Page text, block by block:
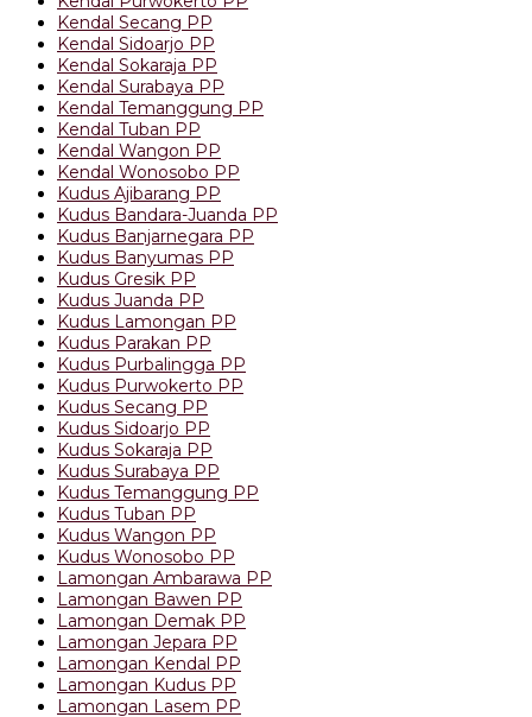
Kendal Secang PP
Kendal Sidoarjo PP
Kendal Sokaraja PP
Kendal Surabaya PP
Kendal Temanggung PP
Kendal Tuban PP
Kendal Wangon PP
Kendal Wonosobo PP
Kudus Ajibarang PP
Kudus Bandara-Juanda PP
Kudus Banjarnegara PP
Kudus Banyumas PP
Kudus Gresik PP
Kudus Juanda PP
Kudus Lamongan PP
Kudus Parakan PP
Kudus Purbalingga PP
Kudus Purwokerto PP
Kudus Secang PP
Kudus Sidoarjo PP
Kudus Sokaraja PP
Kudus Surabaya PP
Kudus Temanggung PP
Kudus Tuban PP
Kudus Wangon PP
Kudus Wonosobo PP
Lamongan Ambarawa PP
Lamongan Bawen PP
Lamongan Demak PP
Lamongan Jepara PP
Lamongan Kendal PP
Lamongan Kudus PP
Lamongan Lasem PP